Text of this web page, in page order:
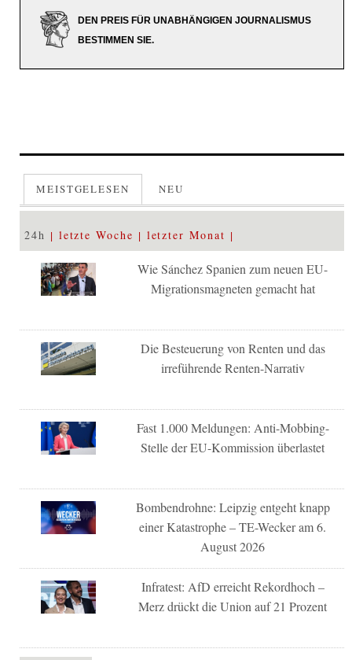
DEN PREIS FÜR UNABHÄNGIGEN JOURNALISMUS
BESTIMMEN SIE.
MEISTGELESEN NEU
24h letzte Woche letzter Monat
Wie Sánchez Spanien zum neuen EU-
Migrationsmagneten gemacht hat
Die Besteuerung von Renten und das
irreführende Renten-Narrativ
Fast 1.000 Meldungen: Anti-Mobbing-
Stelle der EU-Kommission überlastet
Bombendrohne: Leipzig entgeht knapp
einer Katastrophe – TE-Wecker am 6.
August 2026
Infratest: AfD erreicht Rekordhoch –
Merz drückt die Union auf 21 Prozent